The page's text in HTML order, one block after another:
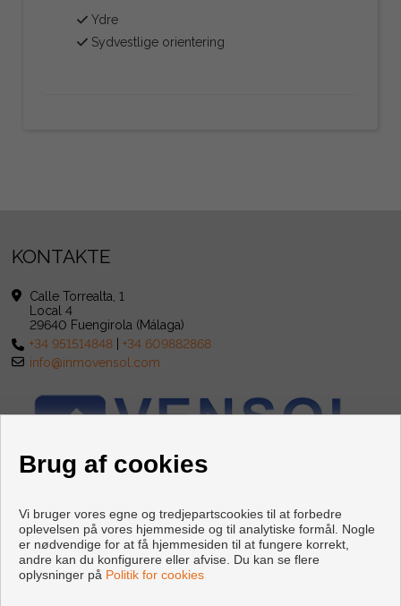
Ydre
Sydvestlige orientering
KONTAKTE
Calle Torrealta, 1
Local 4
29640 Fuengirola (Málaga)
+34 951514848 |+34 609882868
info@inmovensol.com
Brug af cookies
Vi bruger vores egne og tredjepartscookies til at forbedre
oplevelsen på vores hjemmeside og til analytiske formål. Nogle
er nødvendige for at få hjemmesiden til at fungere korrekt,
andre kan du konfigurere eller afvise. Du kan se flere
oplysninger på Politik for cookies